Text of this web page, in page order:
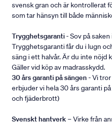
svensk gran och är kontrollerat
som tar hänsyn till både
Trygghetsgaranti- Sov på
Trygghetsgaranti får du i lugn
säng i ett halvår. Är du inte nöjd
Gäller vid köp av madrasskydd.
30 års garanti på sängen - Vi
erbjuder vi hela 30 års garanti
och fjäderbrott)
Svenskt hantverk– Virke från